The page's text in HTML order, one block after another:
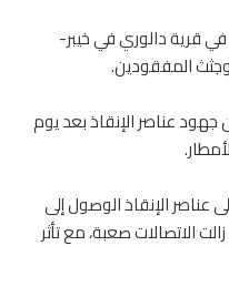
في قرية دالوري في خيبر-
المفقودين.
جهود عناصر الإنقاذ بعد يوم
الإنقاذ الوصول إلى
الاتصالات صعبة، مع تأثر